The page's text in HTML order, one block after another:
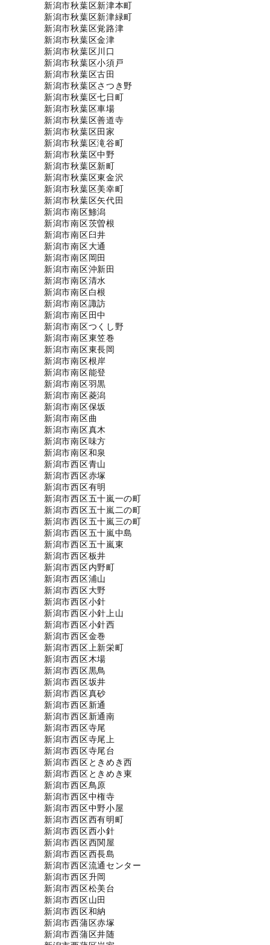
新潟市秋葉区新津本町
新潟市秋葉区新津緑町
新潟市秋葉区覚路津
新潟市秋葉区金津
新潟市秋葉区川口
新潟市秋葉区小須戸
新潟市秋葉区古田
新潟市秋葉区さつき野
新潟市秋葉区七日町
新潟市秋葉区車場
新潟市秋葉区善道寺
新潟市秋葉区田家
新潟市秋葉区滝谷町
新潟市秋葉区中野
新潟市秋葉区新町
新潟市秋葉区東金沢
新潟市秋葉区美幸町
新潟市秋葉区矢代田
新潟市南区鯵潟
新潟市南区茨曽根
新潟市南区臼井
新潟市南区大通
新潟市南区岡田
新潟市南区沖新田
新潟市南区清水
新潟市南区白根
新潟市南区諏訪
新潟市南区田中
新潟市南区つくし野
新潟市南区東笠巻
新潟市南区東長岡
新潟市南区根岸
新潟市南区能登
新潟市南区羽黒
新潟市南区菱潟
新潟市南区保坂
新潟市南区曲
新潟市南区真木
新潟市南区味方
新潟市南区和泉
新潟市西区青山
新潟市西区赤塚
新潟市西区有明
新潟市西区五十嵐一の町
新潟市西区五十嵐二の町
新潟市西区五十嵐三の町
新潟市西区五十嵐中島
新潟市西区五十嵐東
新潟市西区板井
新潟市西区内野町
新潟市西区浦山
新潟市西区大野
新潟市西区小針
新潟市西区小針上山
新潟市西区小針西
新潟市西区金巻
新潟市西区上新栄町
新潟市西区木場
新潟市西区黒鳥
新潟市西区坂井
新潟市西区真砂
新潟市西区新通
新潟市西区新通南
新潟市西区寺尾
新潟市西区寺尾上
新潟市西区寺尾台
新潟市西区ときめき西
新潟市西区ときめき東
新潟市西区鳥原
新潟市西区中権寺
新潟市西区中野小屋
新潟市西区西有明町
新潟市西区西小針
新潟市西区西関屋
新潟市西区西長島
新潟市西区流通センター
新潟市西区升岡
新潟市西区松美台
新潟市西区山田
新潟市西区和納
新潟市西蒲区赤塚
新潟市西蒲区井随